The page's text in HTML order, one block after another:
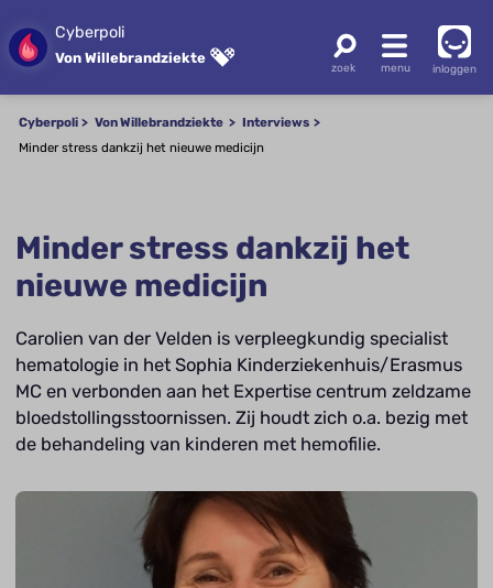
Cyberpoli
Von Willebrandziekte
inloggen
Cyberpoli Von Willebrandziekte
Interviews
Minder stress dankzij het nieuwe medicijn
Minder stress dankzij het
nieuwe medicijn
Carolien van der Velden is verpleegkundig specialist
hematologie in het Sophia Kinderziekenhuis/Erasmus
MC en verbonden aan het Expertise centrum zeldzame
bloedstollingsstoornissen. Zij houdt zich o.a. bezig met
de behandeling van kinderen met hemofilie.